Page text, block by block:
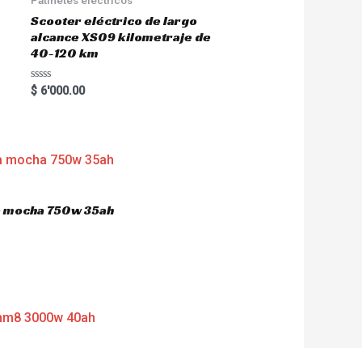
Scooter eléctrico de largo
alcance XS09 kilometraje de
40-120 km
R
a
o
u
5
$6'000.00
750w 35ah